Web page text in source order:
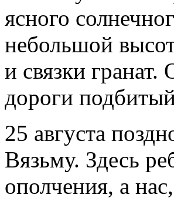
ясного
небольшой
и связки
дороги
25 августа
Вязьму. Здесь
ополчения, а